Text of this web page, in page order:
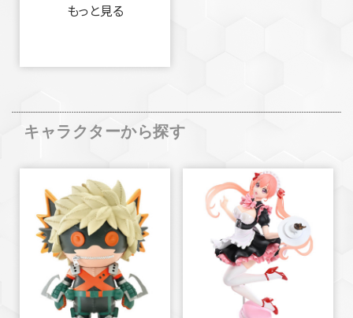
もっと見る
キャラクターから探す